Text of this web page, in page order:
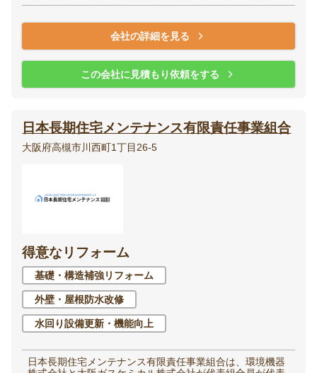
会社の詳細を見る
この会社に見積もり依頼をする
日本長期住宅メンテナンス有限責任事業組合
大阪府高槻市川西町1丁目26-5
得意なリフォーム
基礎・構造補強リフォーム
外壁・屋根防水改修
水回り設備更新・機能向上
日本長期住宅メンテナンス有限責任事業組合は、環境機器